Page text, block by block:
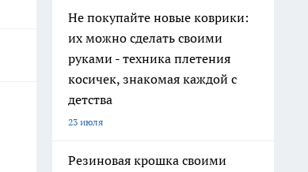
Не покупайте новые коврики:
их можно сделать своими
руками - техника плетения
косичек, знакомая каждой с
детства
23 июля
Резиновая крошка своими